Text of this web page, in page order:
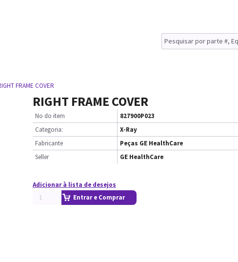
FRAME COVER
RIGHT FRAME COVER
No do item
827900P023
Categoria:
X-Ray
Fabricante
Peças GE HealthCare
Seller
GE HealthCare
Adicionar à lista de desejos
Entrar e Comprar